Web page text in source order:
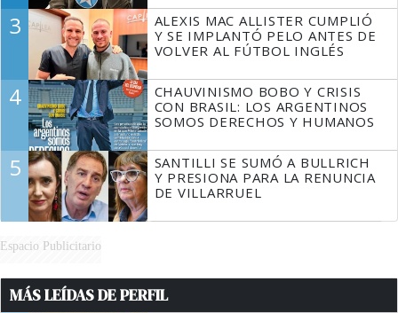
3
ALEXIS MAC ALLISTER CUMPLIÓ
Y SE IMPLANTÓ PELO ANTES DE
VOLVER AL FÚTBOL INGLÉS
4
CHAUVINISMO BOBO Y CRISIS
CON BRASIL: LOS ARGENTINOS
SOMOS DERECHOS Y HUMANOS
5
SANTILLI SE SUMÓ A BULLRICH
Y PRESIONA PARA LA RENUNCIA
DE VILLARRUEL
Espacio Publicitario
MÁS LEÍDAS DE PERFIL